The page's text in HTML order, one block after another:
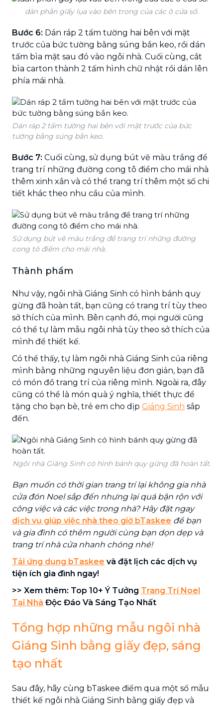
dán phần giấy lụa vào bên trong của các ô cửa sổ.
Bước 6: Dán ráp 2 tấm tường hai bên với mặt
trước của bức tường bằng súng bắn keo, rồi dán
tấm bìa mặt sau đó vào ngôi nhà. Cuối cùng, cắt
bìa carton thành 2 tấm hình chữ nhật rồi dán lên
phía mái nhà.
Dán ráp 2 tấm tường hai bên với mặt trước của bức
tường bằng súng bắn keo.
Bước 7: Cuối cùng, sử dụng bút vẽ màu trắng để
trang trí những đường cong tô điểm cho mái nhà
thêm xinh xắn và có thể trang trí thêm một số chi
tiết khác theo nhu cầu của mình.
Sử dụng bút vẽ màu trắng để trang trí những đường
cong tô điểm cho mái nhà.
Thành phẩm
Như vậy, ngôi nhà Giáng Sinh có hình bánh quy
gừng đã hoàn tất, bạn cũng có trang trí tùy theo
sở thích của mình. Bên cạnh đó, mọi người cũng
có thể tự làm mẫu ngôi nhà tùy theo sở thích của
mình để thiết kế.
Có thể thấy, tự làm ngôi nhà Giáng Sinh của riêng
mình bằng những nguyên liệu đơn giản, bạn đã
có món đồ trang trí của riêng mình. Ngoài ra, đây
cũng có thể là món quà ý nghĩa, thiết thực để
tặng cho bạn bè, trẻ em cho dịp Giáng Sinh sắp
đến.
Ngôi nhà Giáng Sinh có hình bánh quy gừng đã hoàn tất.
Bạn muốn có thời gian trang trí lại không gia nhà
cửa đón Noel sắp đến nhưng lại quá bận rộn với
công việc và các việc trong nhà? Hãy đặt ngay
dịch vụ giúp việc nhà theo giờ bTaskee để bạn
và gia đình có thêm người cùng bạn dọn dẹp và
trang trí nhà cửa nhanh chóng nhé!
Tải ứng dụng bTaskee và đặt lịch các dịch vụ
tiện ích gia đình ngay!
>> Xem thêm: Top 10+ Ý Tưởng Trang Trí Noel
Tại Nhà Độc Đáo Và Sáng Tạo Nhất
Tổng hợp những mẫu ngôi nhà
Giáng Sinh bằng giấy đẹp, sáng
tạo nhất
Sau đây, hãy cùng bTaskee điểm qua một số mẫu
thiết kế ngôi nhà Giáng Sinh bằng giấy đẹp và